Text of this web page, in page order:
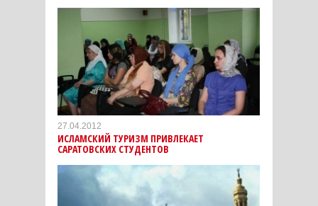
27.04.2012
ИСЛАМСКИЙ ТУРИЗМ ПРИВЛЕКАЕТ
САРАТОВСКИХ СТУДЕНТОВ